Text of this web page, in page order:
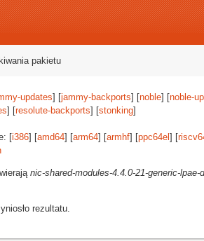
pakietu
updates] [jammy-backports] [noble] [noble-
] [resolute-backports] [stonking]
[i386] [amd64] [arm64] [armhf] [ppc64el ] [
nic-shared-modules-4.4.0-21-generic-lpae-
rezultatu.